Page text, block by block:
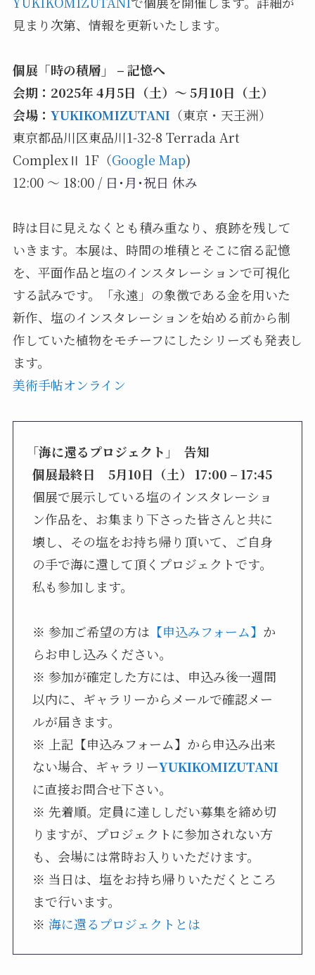
見まり次第、情報を更新いたします。
個展「時の積層」 – 記憶へ
会期：2025年 4月5日（土）～ 5月10日（土）
会場： YUKIKOMIZUTANI（東京・天王洲）
東京都品川区東品川1-32-8 Terrada Art
ComplexⅡ 1F（Google Map)
12:00 〜 18:00 / 日･月･祝日 休み
時は目に見えなくとも積み重なり、痕跡を残して
いきます。本展は、時間の堆積とそこに宿る記憶
を、平面作品と塩のインスタレーションで可視化
する試みです。「永遠」の象徴である金を用いた
新作、塩のインスタレーションを始める前から制
作していた植物をモチーフにしたシリーズも発表し
ます。
美術手帖オンライン
｢海に還るプロジェクト ｣ 告知
個展最終日 5月10日（土） 17:00 – 17:45
個展で展示している塩のインスタレーショ
ン作品を、お集まり下さった皆さんと共に
壊し、その塩をお持ち帰り頂いて、ご自身
の手で海に還して頂くプロジェクトです。
私も参加します。
※ 参加ご希望の方は 【申込みフォーム】 か
らお申し込みください。
※ 参加が確定した方には、申込み後一週間
以内に、ギャラリーからメールで確認メー
ルが届きます。
※ 上記【申込みフォーム】から申込み出来
ない場合、ギャラリーYUKIKOMIZUTANI
に直接お問合せ下さい。
※ 先着順。定員に達ししだい募集を締め切
りますが、プロジェクトに参加されない方
も、会場には常時お入りいただけます。
※ 当日は、塩をお持ち帰りいただくところ
まで行います。
※ 海に還るプロジェクトとは